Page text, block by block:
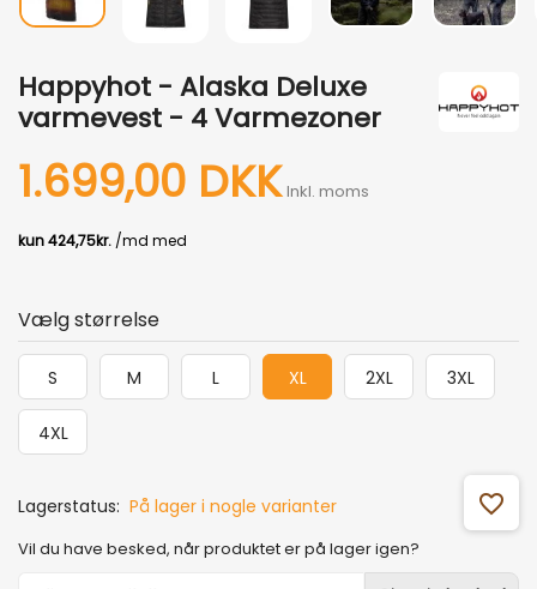
Happyhot - Alaska Deluxe
varmevest - 4 Varmezoner
1.699,00 DKK Inkl. moms
Vælg størrelse
S M L XL 2XL 3XL
4XL
Lagerstatus: På lager i nogle varianter favorite_outline
Vil du have besked, når produktet er på lager igen?